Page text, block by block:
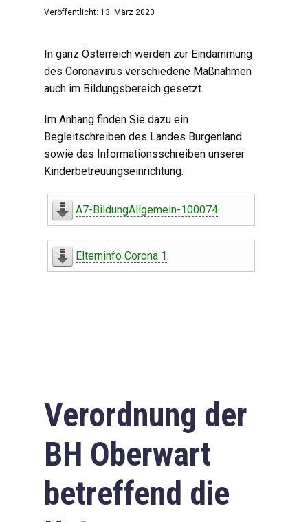
Veröffentlicht: 13. März 2020
In ganz Österreich werden zur Eindämmung
des Coronavirus verschiedene Maßnahmen
auch im Bildungsbereich gesetzt.
Im Anhang finden Sie dazu ein
Begleitschreiben des Landes Burgenland
sowie das Informationsschreiben unserer
Kinderbetreuungseinrichtung.
A7-BildungAllgemein-100074
Elterninfo Corona 1
Verordnung der
BH Oberwart
betreffend die